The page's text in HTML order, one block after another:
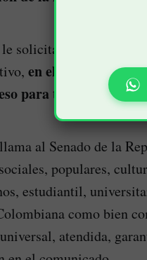
solicitaron unirse a la
en el que se
para todos los
al Senado de la
populares,
estudiantil,
como bien
atendida,